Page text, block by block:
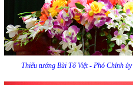
Thiếu tướng Bùi Tố Việt - Phó Chính